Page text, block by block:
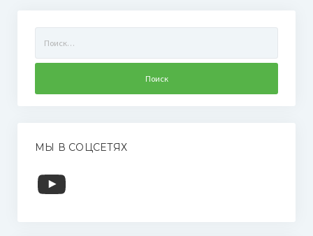
МЫ В СОЦСЕТЯХ
YouTube